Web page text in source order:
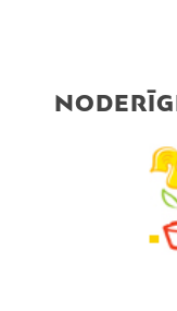
Rumbula
Sarkandaugava